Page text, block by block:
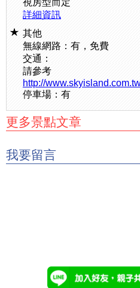
視房型而定
詳細資訊
其他
無線網路：有，免費
交通：
請參考
http://
停車場：有
更多景點文章
我要留言